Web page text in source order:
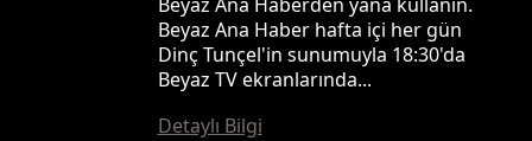
Beyaz Ana Haber hafta içi her gün
Dinç Tunçel'in sunumuyla 18:30'da
Beyaz TV ekranlarında...
Detaylı Bilgi